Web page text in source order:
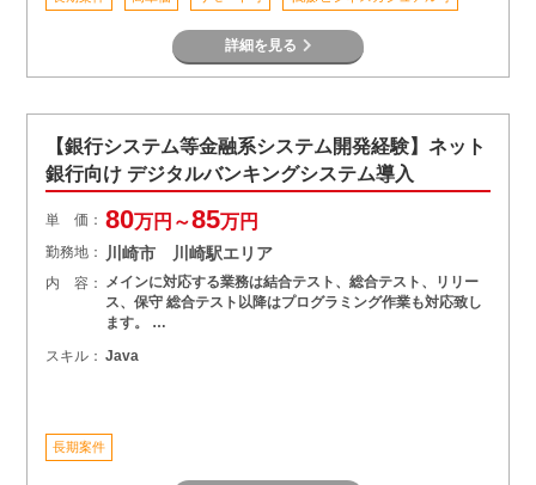
詳細を見る
【銀行システム等金融系システム開発経験】ネット
銀行向け デジタルバンキングシステム導入
単 価： 80万円～85万円
勤務地： 川崎市 川崎駅エリア
内 容：
メインに対応する業務は結合テスト、総合テスト、リリー
ス、保守 総合テスト以降はプログラミング作業も対応致し
ます。 …
スキル： Java
長期案件